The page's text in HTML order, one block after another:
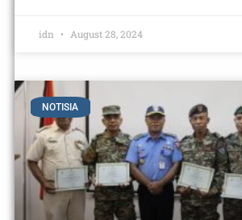
idn August 28, 2024
NOTISIA